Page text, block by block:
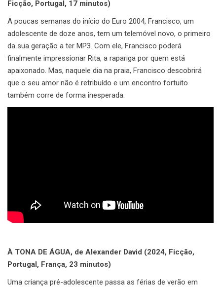
Ficção, Portugal, 17 minutos)
A poucas semanas do início do Euro 2004, Francisco, um
adolescente de doze anos, tem um telemóvel novo, o primeiro
da sua geração a ter MP3. Com ele, Francisco poderá
finalmente impressionar Rita, a rapariga por quem está
apaixonado. Mas, naquele dia na praia, Francisco descobrirá
que o seu amor não é retribuído e um encontro fortuito
também corre de forma inesperada.
À TONA DE ÁGUA, de Alexander David (2024, Ficção,
Portugal, França, 23 minutos)
Uma criança pré-adolescente passa as férias de verão em